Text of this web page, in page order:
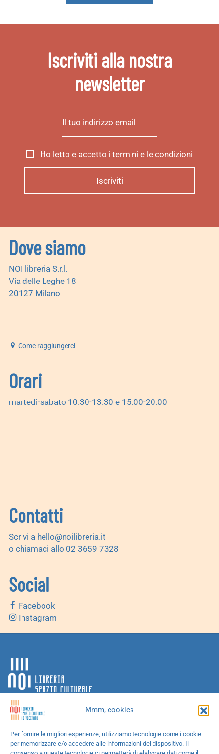
Mmm, cookies
Per fornire le migliori esperienze, utilizziamo tecnologie come i cookie
per memorizzare e/o accedere alle informazioni del dispositivo. Il
Iscriviti alla nostra
newsletter
Ho letto e accetto i termini e le condizioni
Dove siamo
NOI libreria S.r.l.
Via delle Leghe 18
20127 Milano
Come raggiungerci
Orari
martedì-sabato 10.30-13.30 e 15:00-20:00
Contatti
Scrivi a hello@noilibreria.it
o chiamaci allo 02 3659 7328
Social
Facebook
Instagram
Chi siamo
Progetti speciali